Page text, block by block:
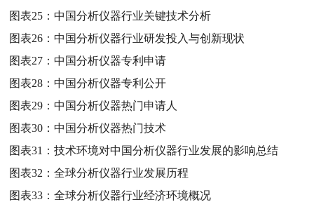
图表25：中国分析仪器行业关键技术分析
图表26：中国分析仪器行业研发投入与创新现状
图表27：中国分析仪器专利申请
图表28：中国分析仪器专利公开
图表29：中国分析仪器热门申请人
图表30：中国分析仪器热门技术
图表31：技术环境对中国分析仪器行业发展的影响总结
图表32：全球分析仪器行业发展历程
图表33：全球分析仪器行业经济环境概况